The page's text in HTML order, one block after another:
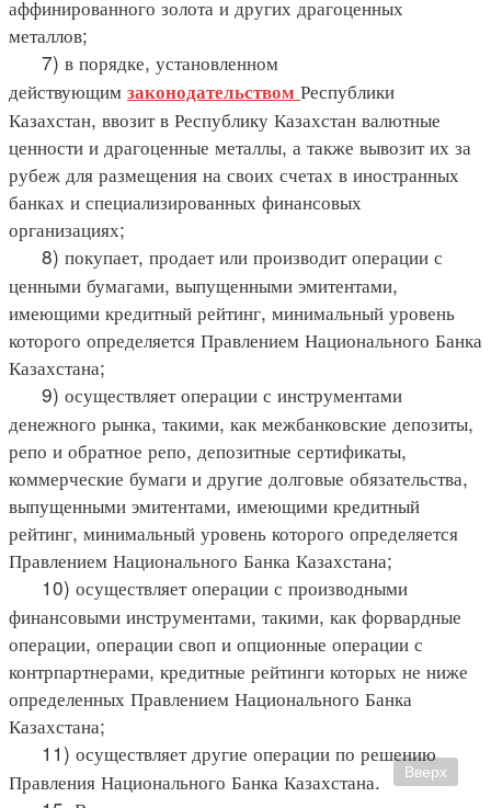
аффинированного золота и других драгоценных
металлов;
7) в порядке, установленном
действующим законодательством Республики
Казахстан, ввозит в Республику Казахстан валютные
ценности и драгоценные металлы, а также вывозит их за
рубеж для размещения на своих счетах в иностранных
банках и специализированных финансовых
организациях;
8) покупает, продает или производит операции с
ценными бумагами, выпущенными эмитентами,
имеющими кредитный рейтинг, минимальный уровень
которого определяется Правлением Национального Банка
Казахстана;
9) осуществляет операции с инструментами
денежного рынка, такими, как межбанковские депозиты,
репо и обратное репо, депозитные сертификаты,
коммерческие бумаги и другие долговые обязательства,
выпущенными эмитентами, имеющими кредитный
рейтинг, минимальный уровень которого определяется
Правлением Национального Банка Казахстана;
10) осуществляет операции с производными
финансовыми инструментами, такими, как форвардные
операции, операции своп и опционные операции с
контрпартнерами, кредитные рейтинги которых не ниже
определенных Правлением Национального Банка
Казахстана;
11) осуществляет другие операции по решению
Правления Национального Банка Казахстана.
Вверх